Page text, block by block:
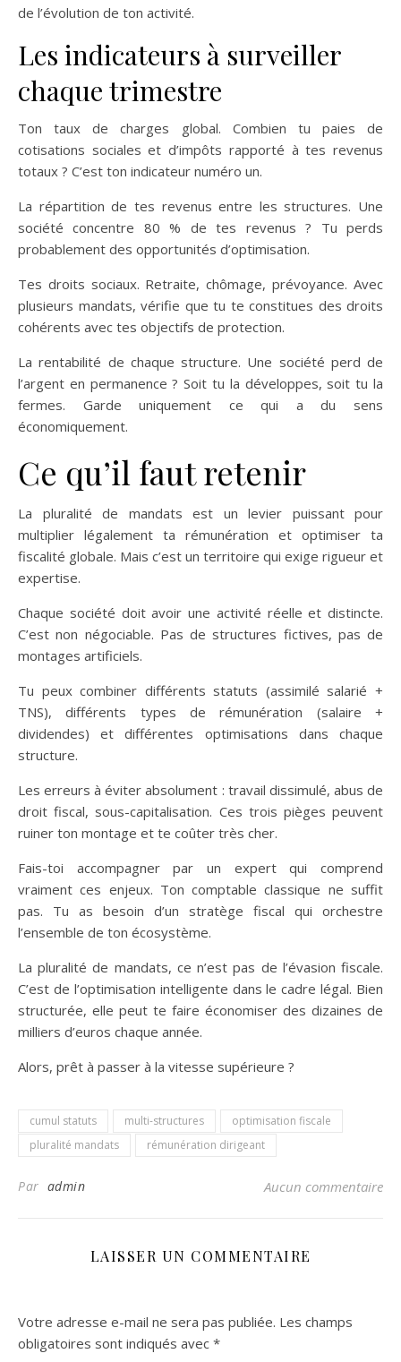
de l’évolution de ton activité.
Les indicateurs à surveiller
chaque trimestre
Ton taux de charges global. Combien tu paies de
cotisations sociales et d’impôts rapporté à tes revenus
totaux ? C’est ton indicateur numéro un.
La répartition de tes revenus entre les structures. Une
société concentre 80 % de tes revenus ? Tu perds
probablement des opportunités d’optimisation.
Tes droits sociaux. Retraite, chômage, prévoyance. Avec
plusieurs mandats, vérifie que tu te constitues des droits
cohérents avec tes objectifs de protection.
La rentabilité de chaque structure. Une société perd de
l’argent en permanence ? Soit tu la développes, soit tu la
fermes. Garde uniquement ce qui a du sens
économiquement.
Ce qu’il faut retenir
La pluralité de mandats est un levier puissant pour
multiplier légalement ta rémunération et optimiser ta
fiscalité globale. Mais c’est un territoire qui exige rigueur et
expertise.
Chaque société doit avoir une activité réelle et distincte.
C’est non négociable. Pas de structures fictives, pas de
montages artificiels.
Tu peux combiner différents statuts (assimilé salarié +
TNS), différents types de rémunération (salaire +
dividendes) et différentes optimisations dans chaque
structure.
Les erreurs à éviter absolument : travail dissimulé, abus de
droit fiscal, sous-capitalisation. Ces trois pièges peuvent
ruiner ton montage et te coûter très cher.
Fais-toi accompagner par un expert qui comprend
vraiment ces enjeux. Ton comptable classique ne suffit
pas. Tu as besoin d’un stratège fiscal qui orchestre
l’ensemble de ton écosystème.
La pluralité de mandats, ce n’est pas de l’évasion fiscale.
C’est de l’optimisation intelligente dans le cadre légal. Bien
structurée, elle peut te faire économiser des dizaines de
milliers d’euros chaque année.
Alors, prêt à passer à la vitesse supérieure ?
cumul statuts multi-structures
optimisation fiscale
pluralité mandats
rémunération dirigeant
Par admin Aucun commentaire
LAISSER UN COMMENTAIRE
Votre adresse e-mail ne sera pas publiée. Les champs
obligatoires sont indiqués avec *